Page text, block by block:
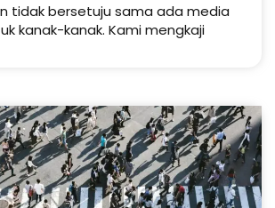
tidak bersetuju sama ada media
kanak-kanak. Kami mengkaji